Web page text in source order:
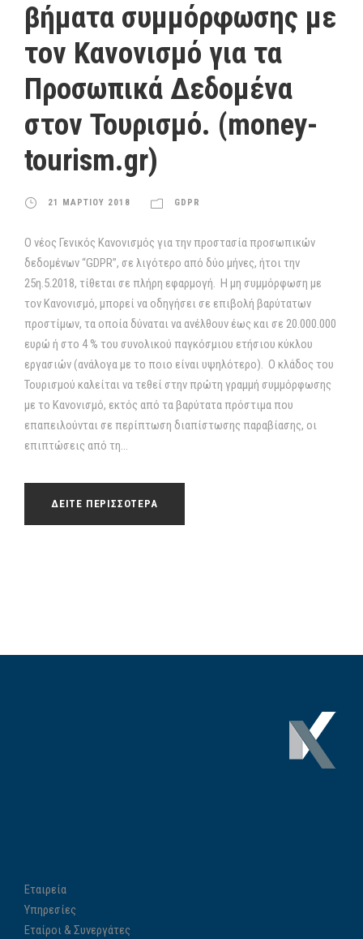
βήματα συμμόρφωσης με
τον Κανονισμό για τα
Προσωπικά Δεδομένα
στον Τουρισμό. (money-
tourism.gr)
21 ΜΑΡΤΙΟΥ 2018 GDPR
Ο νέος Γενικός Κανονισμός για την προστασία προσωπικών
δεδομένων “GDPR”, σε λιγότερο από δύο μήνες, ήτοι την
25η.5.2018, τίθεται σε πλήρη εφαρμογή. Η μη συμμόρφωση με
τον Κανονισμό, μπορεί να οδηγήσει σε επιβολή βαρύτατων
προστίμων, τα οποία δύναται να ανέλθουν έως και σε 20.000.000
ευρώ ή στο 4 % του συνολικού παγκόσμιου ετήσιου κύκλου
εργασιών (ανάλογα με το ποιο είναι υψηλότερο). Ο κλάδος του
Τουρισμού καλείται να τεθεί στην πρώτη γραμμή συμμόρφωσης
με το Κανονισμό, εκτός από τα βαρύτατα πρόστιμα που
επαπειλούνται σε περίπτωση διαπίστωσης παραβίασης, οι
επιπτώσεις από τη...
ΔΕΙΤΕ ΠΕΡΙΣΣΟΤΕΡΑ
Εταιρεία
Υπηρεσίες
Εταίροι & Συνεργάτες